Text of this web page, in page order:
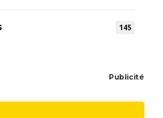
145
Publicité